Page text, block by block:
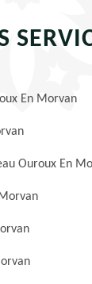
En Morvan
Ouroux En